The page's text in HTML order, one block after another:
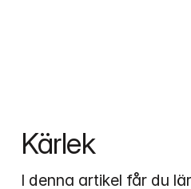
Kärlek
I denna artikel får du